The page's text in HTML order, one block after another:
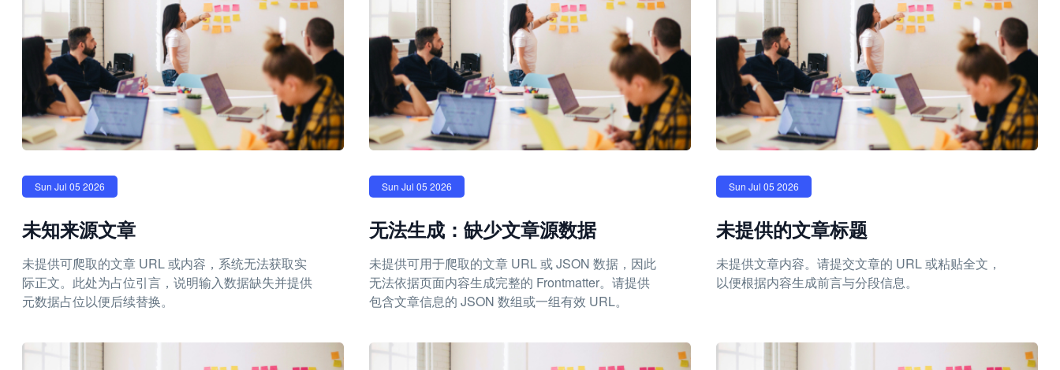
Sun Jul 05 2026
未知来源文章
未提供可爬取的文章 URL 或内容，系统无法获取实
际正文。此处为占位引言，说明输入数据缺失并提供
元数据占位以便后续替换。
Sun Jul 05 2026
无法生成：缺少文章源数据
未提供可用于爬取的文章 URL 或 JSON 数据，因此
无法依据页面内容生成完整的 Frontmatter。请提供
包含文章信息的 JSON 数组或一组有效 URL。
Sun Jul 05 2026
未提供的文章标题
未提供文章内容。请提交文章的 URL 或粘贴全文，
以便根据内容生成前言与分段信息。